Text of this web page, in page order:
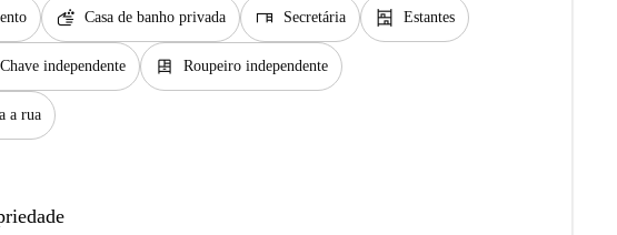
soap Casa de banho privada desk Secretária shelves Estantes
Chave independente dresser Roupeiro independente
a rua